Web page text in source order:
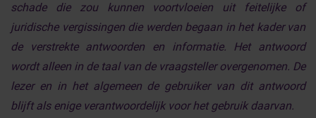
schade die zou kunnen voortvloeien uit feitelijke of
juridische vergissingen die werden begaan in het kader van
de verstrekte antwoorden en informatie. Het antwoord
wordt alleen in de taal van de vraagsteller overgenomen. De
lezer en in het algemeen de gebruiker van dit antwoord
blijft als enige verantwoordelijk voor het gebruik daarvan.